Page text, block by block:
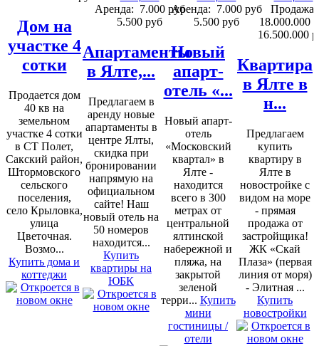
Дом на
участке 4
сотки
Продается дом
40 кв на
земельном
участке 4 сотки
в СТ Полет,
Сакский район,
Штормовского
сельского
поселения,
село Крыловка,
улица
Цветочная.
Возмо...
Купить дома и
коттеджи
Аренда: 7.000 руб
5.500 руб
Апартаменты
в Ялте,...
Предлагаем в
аренду новые
апартаменты в
центре Ялты,
скидка при
бронировании
напрямую на
официальном
сайте! Наш
новый отель на
50 номеров
находится...
Купить
квартиры на
ЮБК
Аренда: 7.000 руб
5.500 руб
Новый
апарт-
отель «...
Новый апарт-
отель
«Московский
квартал» в
Ялте -
находится
всего в 300
метрах от
центральной
ялтинской
набережной и
пляжа, на
закрытой
зеленой
терри... Купить
мини
гостиницы /
отели
Продажа:
18.000.000
16.500.000
Квартира
в Ялте в
н...
Предлагаем
купить
квартиру в
Ялте в
новостройке с
видом на море
- прямая
продажа от
застройщика!
ЖК «Скай
Плаза» (первая
линия от моря)
- Элитная ...
Купить
новостройки